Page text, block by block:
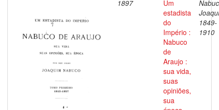
1897
Um
estadista
do
Império :
Nabuco
de
Araujo :
sua vida,
suas
opiniões,
sua
1849-
1910